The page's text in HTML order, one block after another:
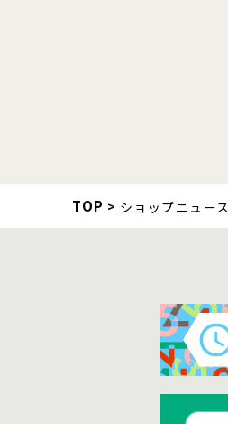
TOP ショップニュース